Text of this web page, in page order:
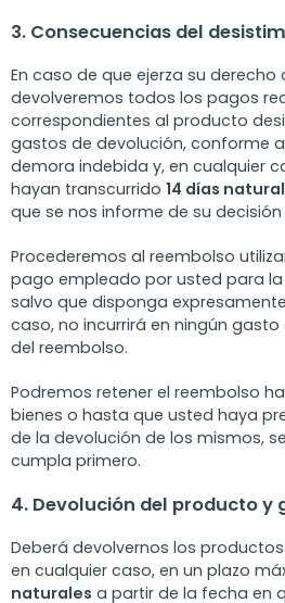
3. Consecuencias del
En caso de que ejerza su derecho
devolveremos todos los pagos
correspondientes al producto
gastos de devolución, conforme
demora indebida y, en cualquier
hayan transcurrido 14 días
que se nos informe de su
Procederemos al reembolso
pago empleado por usted para
salvo que disponga
caso, no incurrirá en ningún
del reembolso.
Podremos retener el reembolso
bienes o hasta que usted haya
de la devolución de los mismos,
cumpla primero.
4. Devolución del producto y
Deberá devolvernos los
en cualquier caso, en un plazo
naturales a partir de la fecha en